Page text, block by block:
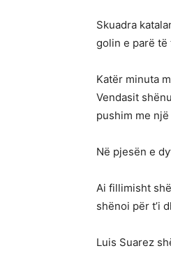
Skuadra
golin e parë të
Katër minuta
Vendasit
pushim me
Në pjesën e
Ai fillimisht
shënoi për t’i
Luis Suarez